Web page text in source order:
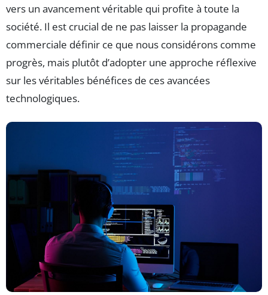
vers un avancement véritable qui profite à toute la
société. Il est crucial de ne pas laisser la propagande
commerciale définir ce que nous considérons comme
progrès, mais plutôt d’adopter une approche réflexive
sur les véritables bénéfices de ces avancées
technologiques.